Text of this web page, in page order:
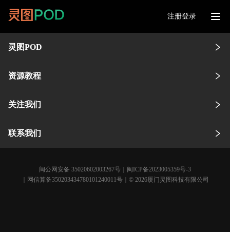
注册登录
灵图POD
资源教程
关注我们
联系我们
闽公网安备 35020602003267号
闽ICP备2023005359号-3
｜网信算备350203434780101240011号｜© 2026厦门灵图科技有限公司